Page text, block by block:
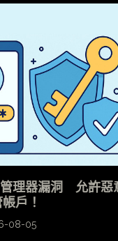
理器漏洞 允許惡
戶！
08-05